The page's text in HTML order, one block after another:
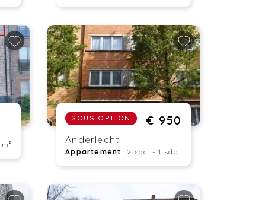
SOUS OPTION € 950
Anderlecht
Appartement